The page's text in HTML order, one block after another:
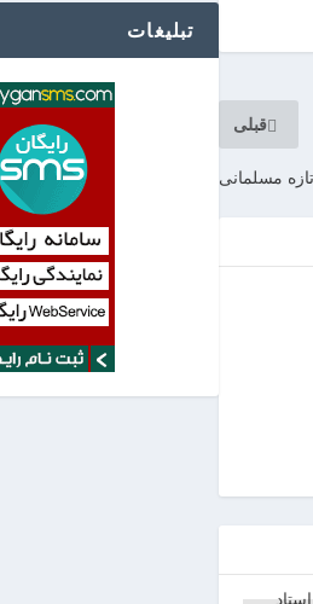
قبلی
مسلمانی
تبلیغات